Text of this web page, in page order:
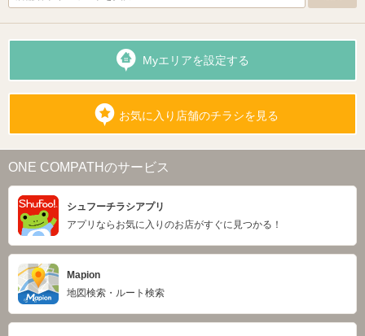
Myエリアを設定する
お気に入り店舗のチラシを見る
ONE COMPATHのサービス
シュフーチラシアプリ
アプリならお気に入りのお店がすぐに見つかる！
Mapion
地図検索・ルート検索